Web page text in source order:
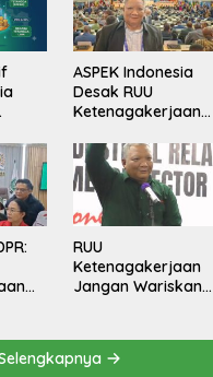
ASPEK Indonesia
Desak RUU
Ketenagakerjaan
Perlindungan
Pekerja dan Jamin
Hak Pesangon
RUU
Ketenagakerjaan
Jangan Wariskan
Hidup